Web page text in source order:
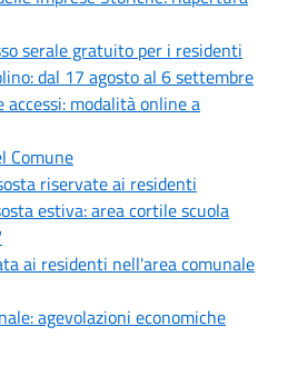
serale gratuito per i residenti
dal 17 agosto al 6 settembre
accessi: modalità online a
Comune
riservate ai residenti
estiva: area cortile scuola
ai residenti nell'area comunale
agevolazioni economiche